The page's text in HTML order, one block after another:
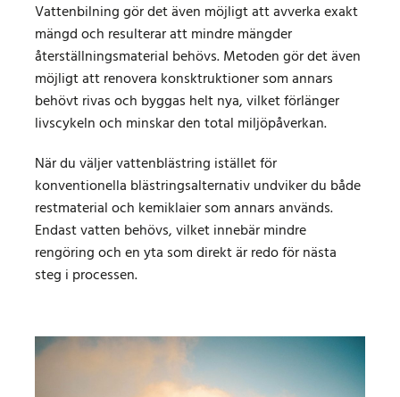
Vattenbilning gör det även möjligt att avverka exakt
mängd och resulterar att mindre mängder
återställningsmaterial behövs. Metoden gör det även
möjligt att renovera konsktruktioner som annars
behövt rivas och byggas helt nya, vilket förlänger
livscykeln och minskar den total miljöpåverkan.
När du väljer vattenblästring istället för
konventionella blästringsalternativ undviker du både
restmaterial och kemiklaier som annars används.
Endast vatten behövs, vilket innebär mindre
rengöring och en yta som direkt är redo för nästa
steg i processen.